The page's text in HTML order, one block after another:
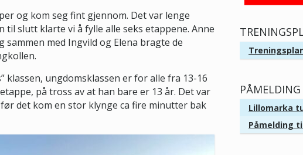
og kom seg fint gjennom. Det var lenge
til slutt klarte vi å fylle alle seks etappene. Anne
med Ingvild og Elena bragte de
klassen, ungdomsklassen er for alle fra 13-16
på tross av at han bare er 13 år. Det var
det kom en stor klynge ca fire minutter bak
Lillomarka
Påmelding